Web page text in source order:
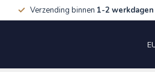
Verzending binnen 1-2 werkdagen